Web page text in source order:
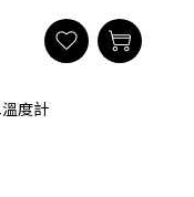
度計